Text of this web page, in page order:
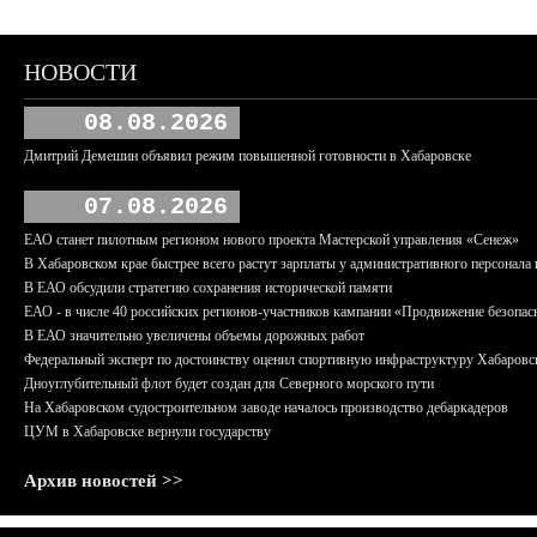
НОВОСТИ
08.08.2026
Дмитрий Демешин объявил режим повышенной готовности в Хабаровске
07.08.2026
ЕАО станет пилотным регионом нового проекта Мастерской управления «Сенеж»
В Хабаровском крае быстрее всего растут зарплаты у административного персонала
В ЕАО обсудили стратегию сохранения исторической памяти
ЕАО - в числе 40 российских регионов-участников кампании «Продвижение
В ЕАО значительно увеличены объемы дорожных работ
Федеральный эксперт по достоинству оценил спортивную инфраструктуру
Дноуглубительный флот будет создан для Северного морского пути
На Хабаровском судостроительном заводе началось производство дебаркадеров
ЦУМ в Хабаровске вернули государству
Архив новостей >>